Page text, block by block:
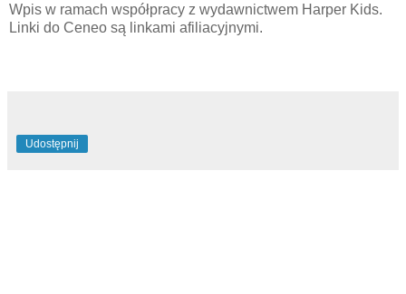
Wpis w ramach współpracy z wydawnictwem Harper Kids.
Linki do Ceneo są linkami afiliacyjnymi.
Udostępnij